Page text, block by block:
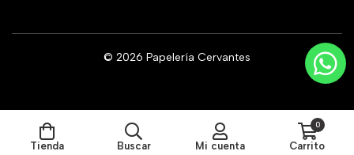
© 2026 Papelería Cervantes
Tienda Buscar Mi cuenta
0
Carrito